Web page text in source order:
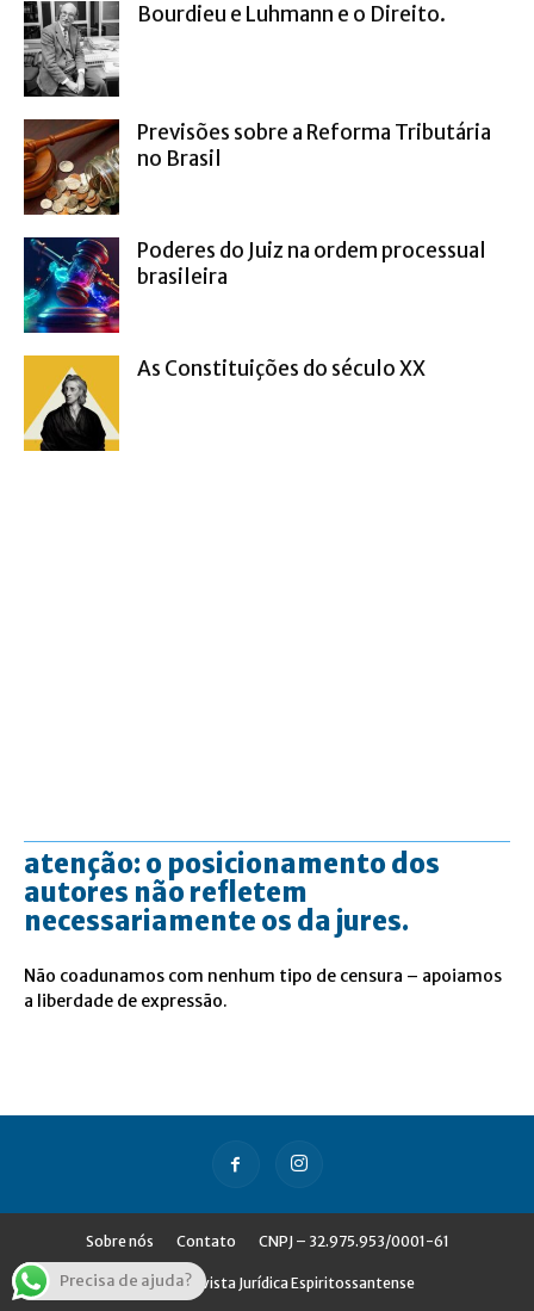
Bourdieu e Luhmann e o Direito.
Previsões sobre a Reforma Tributária
no Brasil
Poderes do Juiz na ordem processual
brasileira
As Constituições do século XX
atenção: o posicionamento dos
autores não refletem
necessariamente os da jures.
Não coadunamos com nenhum tipo de censura – apoiamos
a liberdade de expressão.
Sobre nós Contato CNPJ – 32.975.953/0001-61
© Jures - Revista Jurídica Espiritossantense
Precisa de ajuda?